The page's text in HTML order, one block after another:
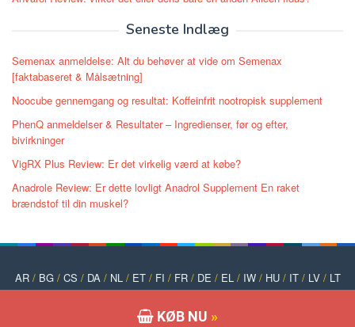
KØB NU »
Seneste Indlæg
Semenax anmeldelse: Alt du behøver at vide om Semenax
[faktabaseret & Målsætning]
Noocube gennemgang og resultat: Koffeinfrit nootropisk supplement
PhenQ anmeldelser & Resultater – Ingredienser, før og efter,
bivirkninger
VigRX Plus Review: Er det virkelig værd at købe?
Anadrole Review: Er dette lovligt Anadrol Supplement En raket
brændstof til din muskel?
AR/ BG/ CS / DA/ NL/ ET/ FI / FR/ DE / EL/ IW/ HU/ IT/ LV/ LT
/NO/PT/PL/RO/RU/SK/SL/ES/SV/TR/UK